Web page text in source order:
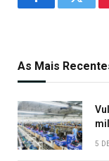
o
As Mais
5